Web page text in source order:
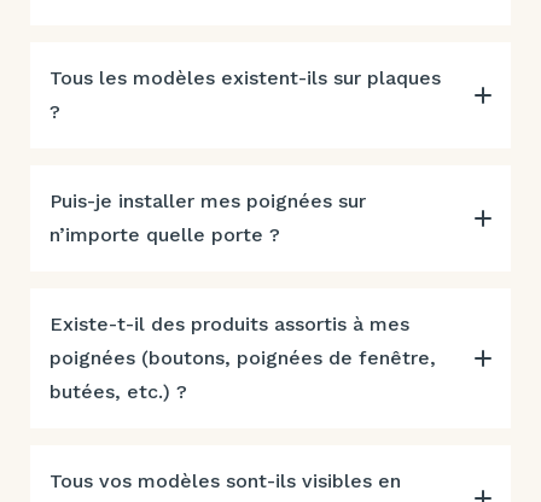
Tous les modèles existent-ils sur plaques
?
Puis-je installer mes poignées sur
n’importe quelle porte ?
Existe-t-il des produits assortis à mes
poignées (boutons, poignées de fenêtre,
butées, etc.) ?
Tous vos modèles sont-ils visibles en